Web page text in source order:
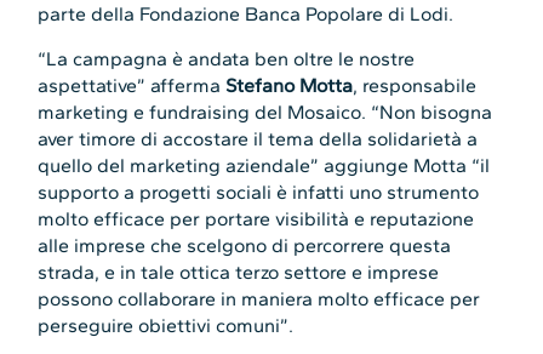
parte della Fondazione Banca Popolare di Lodi.
“La campagna è andata ben oltre le nostre
aspettative” afferma Stefano Motta, responsabile
marketing e fundraising del Mosaico. “Non bisogna
aver timore di accostare il tema della solidarietà a
quello del marketing aziendale” aggiunge Motta “il
supporto a progetti sociali è infatti uno strumento
molto efficace per portare visibilità e reputazione
alle imprese che scelgono di percorrere questa
strada, e in tale ottica terzo settore e imprese
possono collaborare in maniera molto efficace per
perseguire obiettivi comuni”.